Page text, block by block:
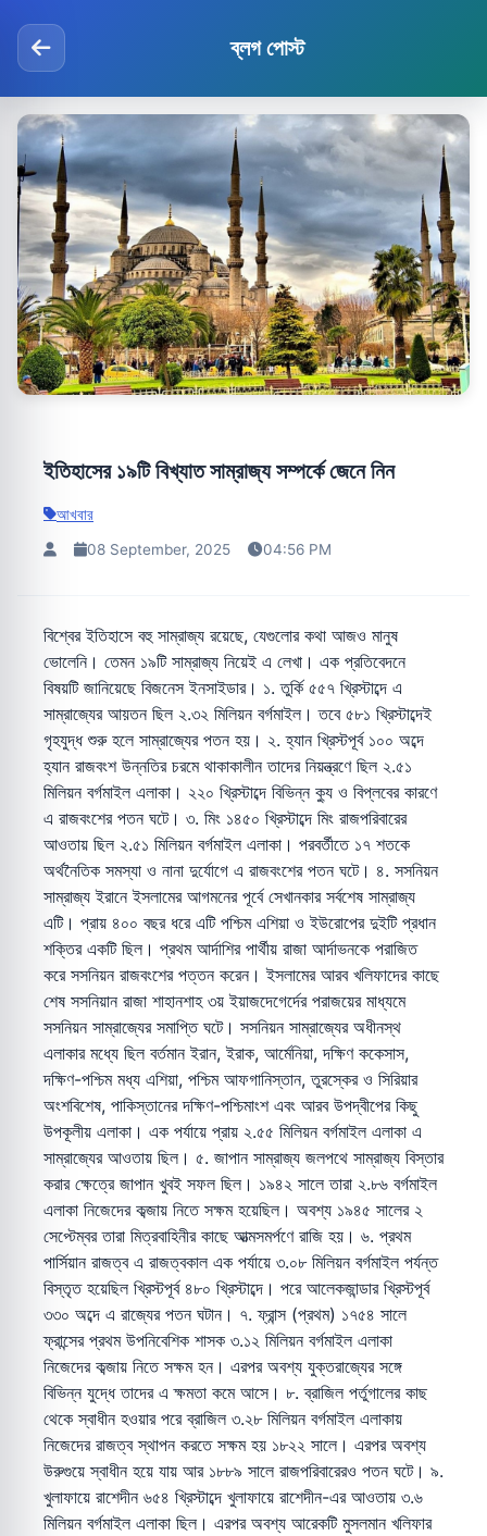
ব্লগ পোস্ট
ইতিহাসের ১৯টি বিখ্যাত সাম্রাজ্য সম্পর্কে জেনে নিন
আখবার
08 September, 2025 04:56 PM
বিশ্বের ইতিহাসে বহু সাম্রাজ্য রয়েছে, যেগুলোর কথা আজও মানুষ
ভোলেনি। তেমন ১৯টি সাম্রাজ্য নিয়েই এ লেখা। এক প্রতিবেদনে
বিষয়টি জানিয়েছে বিজনেস ইনসাইডার। ১. তুর্কি ৫৫৭ খ্রিস্টাব্দে এ
সাম্রাজ্যের আয়তন ছিল ২.৩২ মিলিয়ন বর্গমাইল। তবে ৫৮১ খ্রিস্টাব্দেই
গৃহযুদ্ধ শুরু হলে সাম্রাজ্যের পতন হয়। ২. হ্যান খ্রিস্টপূর্ব ১০০ অব্দে
হ্যান রাজবংশ উন্নতির চরমে থাকাকালীন তাদের নিয়ন্ত্রণে ছিল ২.৫১
মিলিয়ন বর্গমাইল এলাকা। ২২০ খ্রিস্টাব্দে বিভিন্ন ক্যু ও বিপ্লবের কারণে
এ রাজবংশের পতন ঘটে। ৩. মিং ১৪৫০ খ্রিস্টাব্দে মিং রাজপরিবারের
আওতায় ছিল ২.৫১ মিলিয়ন বর্গমাইল এলাকা। পরবর্তীতে ১৭ শতকে
অর্থনৈতিক সমস্যা ও নানা দুর্যোগে এ রাজবংশের পতন ঘটে। ৪. সসনিয়ন
সাম্রাজ্য ইরানে ইসলামের আগমনের পূর্বে সেখানকার সর্বশেষ সাম্রাজ্য
এটি। প্রায় ৪০০ বছর ধরে এটি পশ্চিম এশিয়া ও ইউরোপের দুইটি প্রধান
শক্তির একটি ছিল। প্রথম আর্দাশির পার্থীয় রাজা আর্দাভনকে পরাজিত
করে সসনিয়ন রাজবংশের পত্তন করেন। ইসলামের আরব খলিফাদের কাছে
শেষ সসনিয়ান রাজা শাহানশাহ ৩য় ইয়াজদেগের্দের পরাজয়ের মাধ্যমে
সসনিয়ন সাম্রাজ্যের সমাপ্তি ঘটে। সসনিয়ন সাম্রাজ্যের অধীনস্থ
এলাকার মধ্যে ছিল বর্তমান ইরান, ইরাক, আর্মেনিয়া, দক্ষিণ ককেসাস,
দক্ষিণ-পশ্চিম মধ্য এশিয়া, পশ্চিম আফগানিস্তান, তুরস্কের ও সিরিয়ার
অংশবিশেষ, পাকিস্তানের দক্ষিণ-পশ্চিমাংশ এবং আরব উপদ্বীপের কিছু
উপকূলীয় এলাকা। এক পর্যায়ে প্রায় ২.৫৫ মিলিয়ন বর্গমাইল এলাকা এ
সাম্রাজ্যের আওতায় ছিল। ৫. জাপান সাম্রাজ্য জলপথে সাম্রাজ্য বিস্তার
করার ক্ষেত্রে জাপান খুবই সফল ছিল। ১৯৪২ সালে তারা ২.৮৬ বর্গমাইল
এলাকা নিজেদের কব্জায় নিতে সক্ষম হয়েছিল। অবশ্য ১৯৪৫ সালের ২
সেপ্টেম্বর তারা মিত্রবাহিনীর কাছে আত্মসমর্পণে রাজি হয়। ৬. প্রথম
পার্সিয়ান রাজত্ব এ রাজত্বকাল এক পর্যায়ে ৩.০৮ মিলিয়ন বর্গমাইল পর্যন্ত
বিস্তৃত হয়েছিল খ্রিস্টপূর্ব ৪৮০ খ্রিস্টাব্দে। পরে আলেকজান্ডার খ্রিস্টপূর্ব
৩৩০ অব্দে এ রাজ্যের পতন ঘটান। ৭. ফ্রান্স (প্রথম) ১৭৫৪ সালে
ফ্রান্সের প্রথম উপনিবেশিক শাসক ৩.১২ মিলিয়ন বর্গমাইল এলাকা
নিজেদের কব্জায় নিতে সক্ষম হন। এরপর অবশ্য যুক্তরাজ্যের সঙ্গে
বিভিন্ন যুদ্ধে তাদের এ ক্ষমতা কমে আসে। ৮. ব্রাজিল পর্তুগালের কাছ
থেকে স্বাধীন হওয়ার পরে ব্রাজিল ৩.২৮ মিলিয়ন বর্গমাইল এলাকায়
নিজেদের রাজত্ব স্থাপন করতে সক্ষম হয় ১৮২২ সালে। এরপর অবশ্য
উরুগুয়ে স্বাধীন হয়ে যায় আর ১৮৮৯ সালে রাজপরিবারেরও পতন ঘটে। ৯.
খুলাফায়ে রাশেদীন ৬৫৪ খ্রিস্টাব্দে খুলাফায়ে রাশেদীন-এর আওতায় ৩.৬
মিলিয়ন বর্গমাইল এলাকা ছিল। এরপর অবশ্য আরেকটি মুসলমান খলিফার